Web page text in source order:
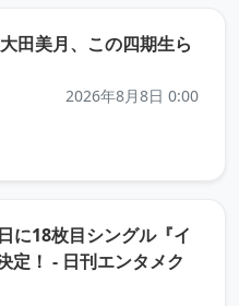
田美月、この四期生ら
記事を新しいタブで開きま
2026年8月8日 0:00
に18枚目シングル『イ
定！ - 日刊エンタメク
いタブで開きます）